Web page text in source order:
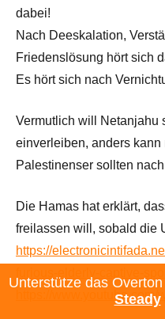
dabei!
Nach Deeskalation,
Friedenslösung hört sich
Es hört sich nach
Vermutlich will Netanjahu
einverleiben, anders
Palestinenser sollten
Die Hamas hat erklärt,
freilassen will, sobald die
https://
https://www.youtube.com/
Unterstütze das
Steady